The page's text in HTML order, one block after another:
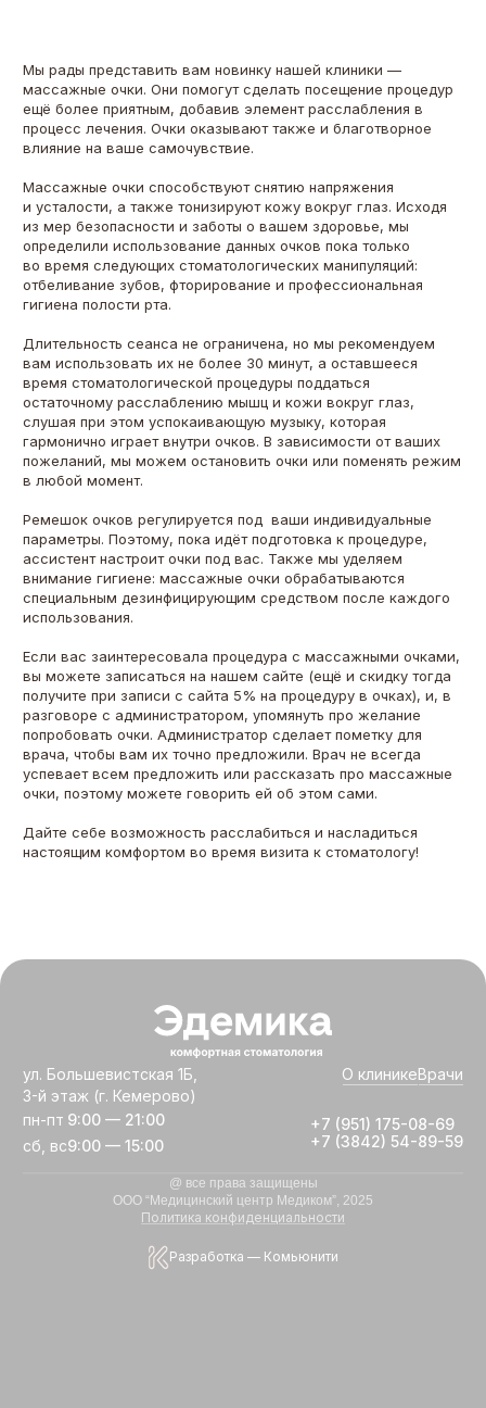
Мы рады представить вам новинку нашей клиники —
массажные очки. Они помогут сделать посещение процедур
ещё более приятным, добавив элемент расслабления в
процесс лечения. Очки оказывают также и благотворное
влияние на ваше самочувствие.
Массажные очки способствуют снятию напряжения
и усталости, а также тонизируют кожу вокруг глаз. Исходя
из мер безопасности и заботы о вашем здоровье, мы
определили использование данных очков пока только
во время следующих стоматологических манипуляций:
отбеливание зубов, фторирование и профессиональная
гигиена полости рта.
Длительность сеанса не ограничена, но мы рекомендуем
вам использовать их не более 30 минут, а оставшееся
время стоматологической процедуры поддаться
остаточному расслаблению мышц и кожи вокруг глаз,
слушая при этом успокаивающую музыку, которая
гармонично играет внутри очков. В зависимости от ваших
пожеланий, мы можем остановить очки или поменять режим
в любой момент.
Ремешок очков регулируется под ваши индивидуальные
параметры. Поэтому, пока идёт подготовка к процедуре,
ассистент настроит очки под вас. Также мы уделяем
внимание гигиене: массажные очки обрабатываются
специальным дезинфицирующим средством после каждого
использования.
Если вас заинтересовала процедура с массажными очками,
вы можете записаться на нашем сайте (ещё и скидку тогда
получите при записи с сайта 5% на процедуру в очках), и, в
разговоре с администратором, упомянуть про желание
попробовать очки. Администратор сделает пометку для
врача, чтобы вам их точно предложили. Врач не всегда
успевает всем предложить или рассказать про массажные
очки, поэтому можете говорить ей об этом сами.
Дайте себе возможность расслабиться и насладиться
настоящим комфортом во время визита к стоматологу!
ул. Большевистская 1Б,
3-й этаж (г. Кемерово)
О клиникеВрачи
пн-пт
сб, вс
9:00 — 21:00
9:00 — 15:00
+7 (951) 175-08-69
+7 (3842) 54-89-59
@ все права защищены
ООО “Медицинский центр Медиком”, 2025
Политика конфиденциальности
Разработка — Комьюнити